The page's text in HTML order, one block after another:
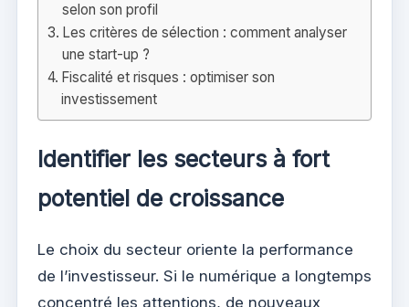
selon son profil
Les critères de sélection : comment analyser
une start-up ?
Fiscalité et risques : optimiser son
investissement
Identifier les secteurs à fort
potentiel de croissance
Le choix du secteur oriente la performance
de l’investisseur. Si le numérique a longtemps
concentré les attentions, de nouveaux